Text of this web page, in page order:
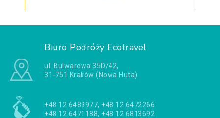
Biuro Podróży Ecotravel
ul. Bulwarowa 35D/42,
31-751 Kraków (Nowa Huta)
+48 12 6489977, +48 12 6472266
+48 12 6471188, +48 12 6813692